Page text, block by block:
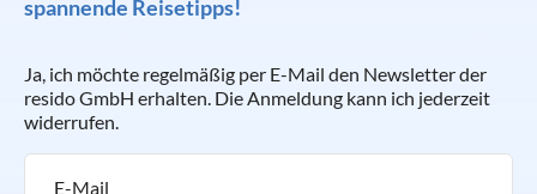
spannende Reisetipps!
Ja, ich möchte regelmäßig per E-Mail den Newsletter der
resido GmbH erhalten. Die Anmeldung kann ich jederzeit
widerrufen.